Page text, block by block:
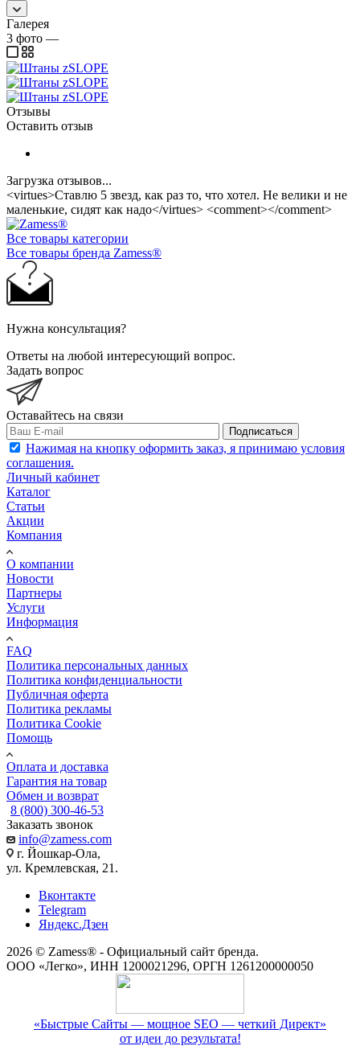
Галерея
3 фото —
Отзывы
Оставить отзыв
Загрузка отзывов...
<virtues>Ставлю 5 звезд, как раз то, что хотел. Не велики и не
маленькие, сидят как надо</virtues> <comment></comment>
Все товары категории
Все товары бренда Zamess®
Нужна консультация?
Ответы на любой интересующий вопрос.
Задать вопрос
Оставайтесь на связи
Подписаться
Нажимая на кнопку оформить заказ, я принимаю условия
соглашения.
Личный кабинет
Каталог
Статьи
Акции
Компания
О компании
Новости
Партнеры
Услуги
Информация
FAQ
Политика персональных данных
Политика конфиденциальности
Публичная оферта
Политика рекламы
Политика Cookie
Помощь
Оплата и доставка
Гарантия на товар
Обмен и возврат
8 (800) 300-46-53
Заказать звонок
info@zamess.com
г. Йошкар-Ола,
ул. Кремлевская, 21.
Вконтакте
Telegram
Яндекс.Дзен
2026 © Zamess® - Официальный сайт бренда.
ООО «Легко», ИНН 1200021296, ОРГН 1261200000050
«Быстрые Сайты — мощное SEO — четкий Директ»
от идеи до результата!